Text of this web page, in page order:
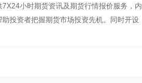
小时期货资讯及期货行情报价服务，内
投资者把握期货市场投资先机。同时开设